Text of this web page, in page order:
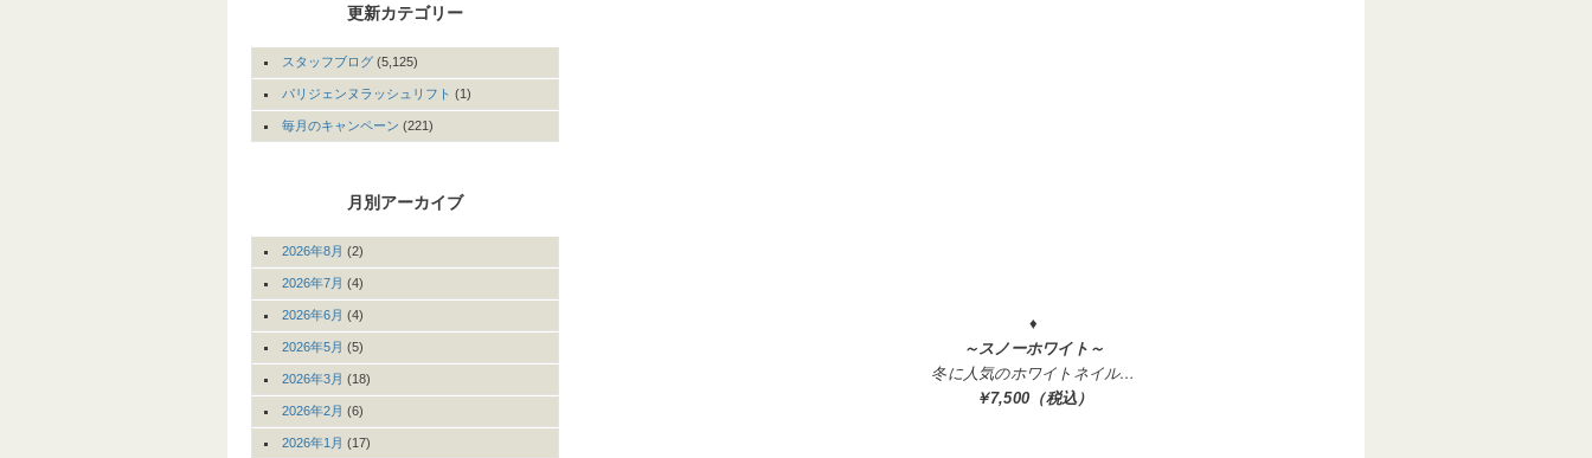
♦
～スノーホワイト～
冬に人気のホワイトネイル…
￥7,500（税込）
更新カテゴリー
スタッフブログ (5,125)
パリジェンヌラッシュリフト (1)
毎月のキャンペーン (221)
月別アーカイブ
2026年8月 (2)
2026年7月 (4)
2026年6月 (4)
2026年5月 (5)
2026年3月 (18)
2026年2月 (6)
2026年1月 (17)